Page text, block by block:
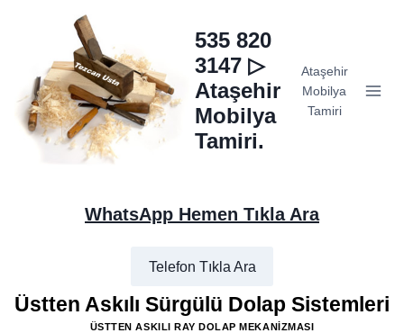
535 820
3147 ▷
Ataşehir
Mobilya
Tamiri.
Ataşehir
Mobilya
Tamiri
WhatsApp Hemen Tıkla Ara
Telefon Tıkla Ara
Üstten Askılı Sürgülü Dolap Sistemleri
ÜSTTEN ASKILI RAY DOLAP MEKANIZMASI